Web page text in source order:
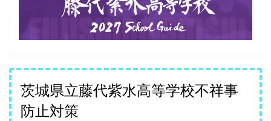
茨城県立藤代紫水高等学校不祥事
防止対策